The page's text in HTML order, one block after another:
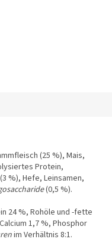
(25 %), Mais,
Protein,
%), Hefe, Leinsamen,
(0,5 %).
24 %, Rohöle und -fette
1,7 %, Phosphor
im Verhältnis 8:1.